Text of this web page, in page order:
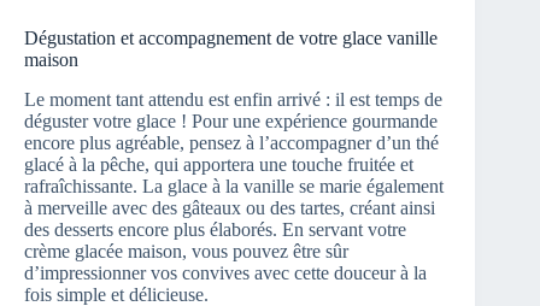
Dégustation et accompagnement de votre glace vanille
maison
Le moment tant attendu est enfin arrivé : il est temps de
déguster votre glace ! Pour une expérience gourmande
encore plus agréable, pensez à l’accompagner d’un thé
glacé à la pêche, qui apportera une touche fruitée et
rafraîchissante. La glace à la vanille se marie également
à merveille avec des gâteaux ou des tartes, créant ainsi
des desserts encore plus élaborés. En servant votre
crème glacée maison, vous pouvez être sûr
d’impressionner vos convives avec cette douceur à la
fois simple et délicieuse.